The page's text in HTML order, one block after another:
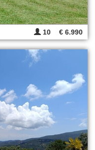
10 € 6.990